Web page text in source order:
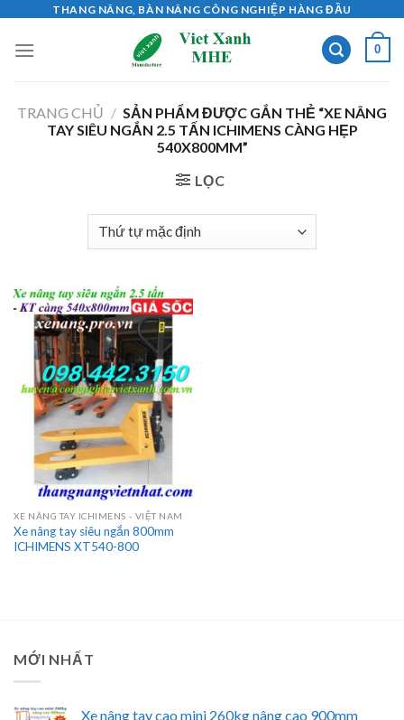
content
THANG NÂNG, BÀN NÂNG CÔNG NGHIỆP HÀNG ĐẦU
0
TRANG CHỦ / SẢN PHẨM ĐƯỢC GẮN THẺ “XE NÂNG
TAY SIÊU NGẮN 2.5 TẤN ICHIMENS CÀNG HẸP
540X800MM”
LỌC
XE NÂNG TAY ICHIMENS - VIỆT NAM
Xe nâng tay siêu ngắn 800mm
ICHIMENS XT540-800
MỚI NHẤT
Xe nâng tay cao mini 260kg nâng cao 900mm